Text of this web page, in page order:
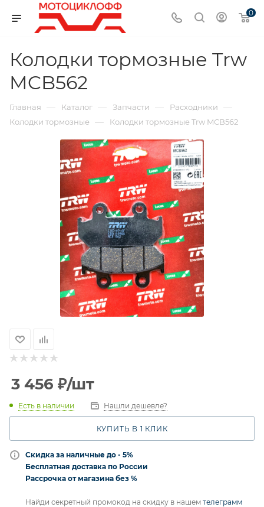
0
Колодки тормозные Trw
MCB562
Главная — Каталог — Запчасти — Расходники —
Колодки тормозные — Колодки тормозные Trw MCB562
3 456 ₽/шт
Есть в наличии Нашли дешевле?
КУПИТЬ В 1 КЛИК
Скидка за наличные до - 5%
Бесплатная доставка по России
Рассрочка от магазина без %
Найди секретный промокод на скидку в нашем телеграмм